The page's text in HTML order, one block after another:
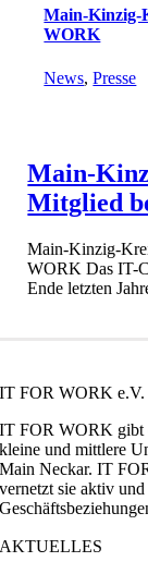
Main-Kinzig-
WORK
News,Presse
Main-
Mitglied
Main-Kinzig-
WORK Das IT-
Ende letzten
IT FOR WORK e.V.
IT FOR WORK gibt
kleine und mittlere
Main Neckar. IT
vernetzt sie aktiv
AKTUELLES